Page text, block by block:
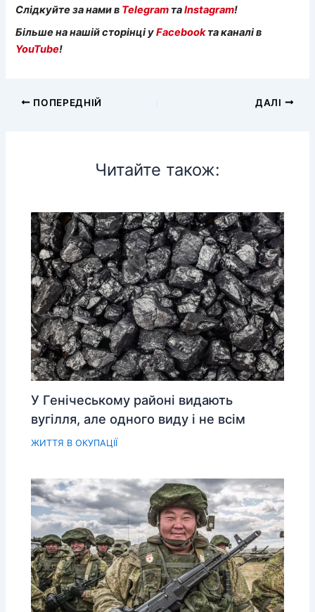
Слідкуйте за нами в Telegram таInstagram!
Більше на нашій сторінці уFacebookта каналі в
YouTube!
ПОПЕРЕДНІЙ ДАЛІ
Читайте також:
У Генічеському районі видають
вугілля, але одного виду і не всім
ЖИТТЯ В ОКУПАЦІЇ